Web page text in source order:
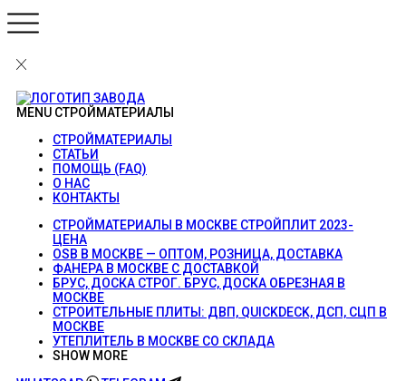
MENU СТРОЙМАТЕРИАЛЫ
СТРОЙМАТЕРИАЛЫ
СТАТЬИ
ПОМОЩЬ (FAQ)
О НАС
КОНТАКТЫ
СТРОЙМАТЕРИАЛЫ В МОСКВЕ СТРОЙПЛИТ 2023-
ЦЕНА
OSB В МОСКВЕ — ОПТОМ, РОЗНИЦА, ДОСТАВКА
ФАНЕРА В МОСКВЕ С ДОСТАВКОЙ
БРУС, ДОСКА СТРОГ. БРУС, ДОСКА ОБРЕЗНАЯ В
МОСКВЕ
СТРОИТЕЛЬНЫЕ ПЛИТЫ: ДВП, QUICKDECK, ДСП, СЦП В
МОСКВЕ
УТЕПЛИТЕЛЬ В МОСКВЕ СО СКЛАДА
SHOW MORE